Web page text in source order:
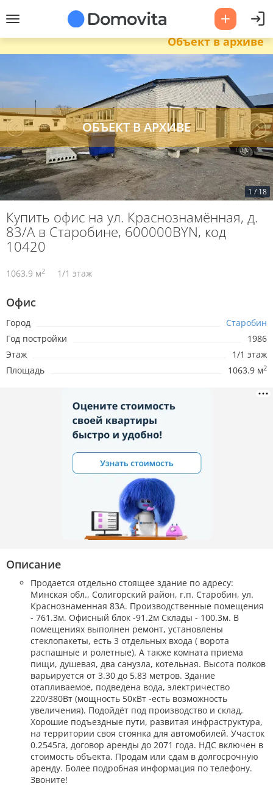
Объект в архиве
1 /18
Купить офис на ул. Краснознамённая, д.
83/А в Старобине, 600000BYN, код
10420
1063.9 м2 1/1 этаж
Офис
Город
Старобин
Год постройки
1986
Этаж
1/1 этаж
Площадь
1063.9 м2
Описание
Продается отдельно стоящее здание по адресу:
Минская обл., Солигорский район, г.п. Старобин, ул.
Краснознаменная 83А. Производственные помещения
- 761.3м. Офисный блок -91.2м Склады - 100.3м. В
помещениях выполнен ремонт, установлены
стеклопакеты, есть 3 отдельных входа ( ворота
распашные и ролетные). А также комната приема
пищи, душевая, два санузла, котельная. Высота полков
варьируется от 3.30 до 5.83 метров. Здание
отапливаемое, подведена вода, электричество
220/380Вт (мощность 50кВт -есть возможность
увеличения). Подойдёт под производство и склад.
Хорошие подъездные пути, развитая инфраструктура,
на территории своя стоянка для автомобилей. Участок
0.2545га, договор аренды до 2071 года. НДС включен в
стоимость объекта. Продам или сдам в долгосрочную
аренду. Более подробная информация по телефону.
Звоните!